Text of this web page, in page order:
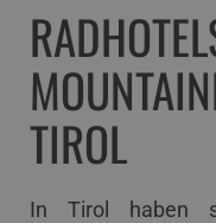
TIROL
In Tirol haben